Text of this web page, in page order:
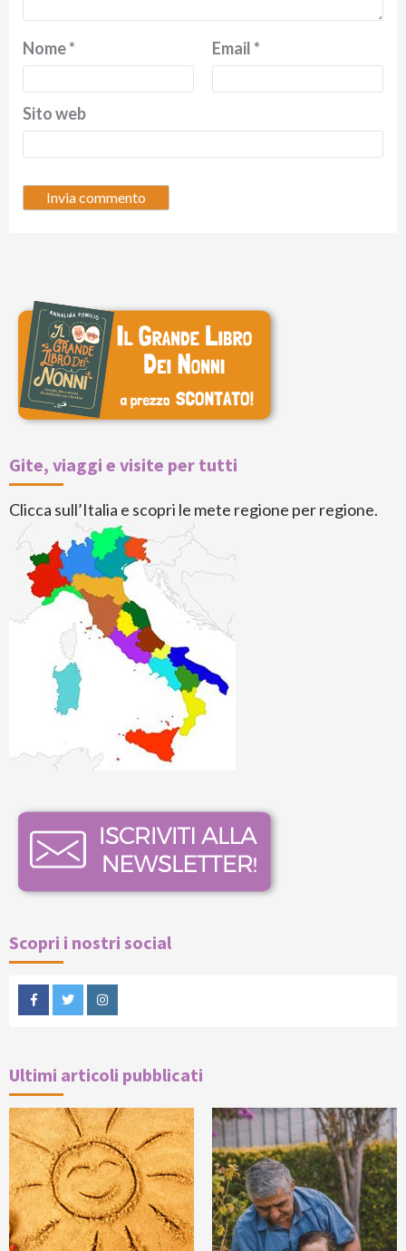
Nome* Email*
Sito web
Gite, viaggi e visite per tutti
Clicca sull’Italia e scopri le mete regione per regione.
Scopri i nostri social
FacebookTwitterInstagram
Ultimi articoli pubblicati